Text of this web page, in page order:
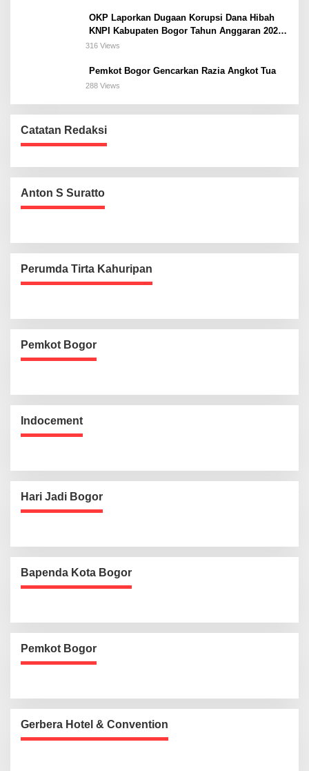
OKP Laporkan Dugaan Korupsi Dana Hibah
KNPI Kabupaten Bogor Tahun Anggaran 2025
Ke Kejaksaan
316 Views
Pemkot Bogor Gencarkan Razia Angkot Tua
288 Views
Catatan Redaksi
Anton S Suratto
Perumda Tirta Kahuripan
Pemkot Bogor
Indocement
Hari Jadi Bogor
Bapenda Kota Bogor
Pemkot Bogor
Gerbera Hotel & Convention